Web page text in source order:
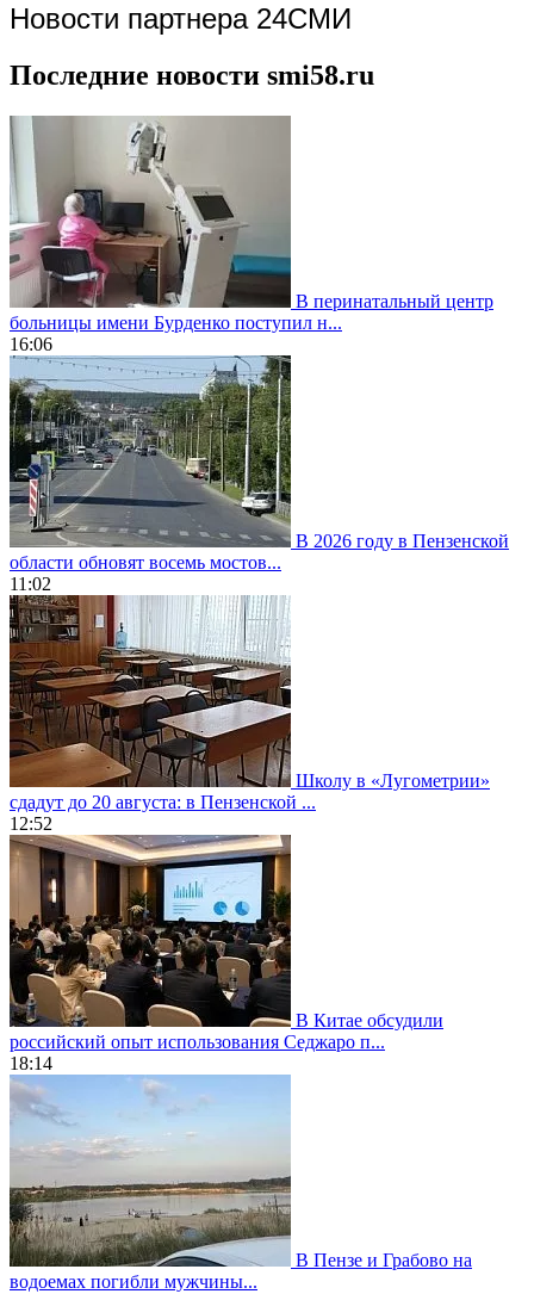
Новости партнера 24СМИ
Последние новости smi58.ru
В перинатальный центр
больницы имени Бурденко поступил н...
16:06
В 2026 году в Пензенской
области обновят восемь мостов...
11:02
Школу в «Лугометрии»
сдадут до 20 августа: в Пензенской ...
12:52
В Китае обсудили
российский опыт использования Седжаро п...
18:14
В Пензе и Грабово на
водоемах погибли мужчины...